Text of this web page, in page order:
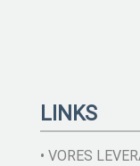
LINKS
• VORES